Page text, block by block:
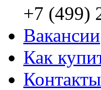
+7 (499)
Вакансии
Как
Контакты